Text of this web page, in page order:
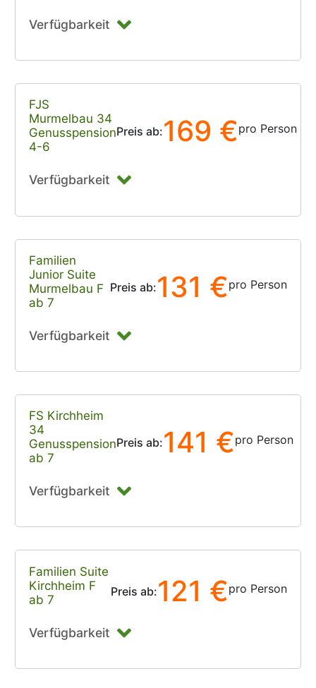
Verfügbarkeit
FJS
Murmelbau 34
Genusspension
4-6
Preis ab:169 €pro Person
Verfügbarkeit
Familien
Junior Suite
Murmelbau F
ab 7
Preis ab:131 €pro Person
Verfügbarkeit
FS Kirchheim
34
Genusspension
ab 7
Preis ab:141 €pro Person
Verfügbarkeit
Familien Suite
Kirchheim F
ab 7
Preis ab:121 €pro Person
Verfügbarkeit